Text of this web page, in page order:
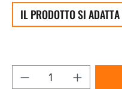
IL PRODOTTO SI